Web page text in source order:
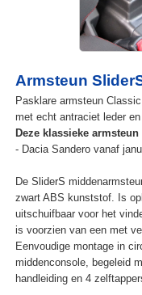
Armsteun
Pasklare armsteun
met echt antraciet leder
Deze klassieke
- Dacia Sandero vanaf
De SliderS
zwart ABS kunststof. Is
uitschuifbaar voor het
is voorzien van een met
Eenvoudige montage in
middenconsole, begeleid
handleiding en 4